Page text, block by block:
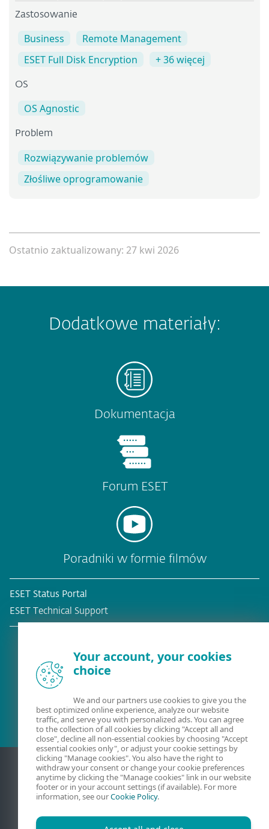
Zastosowanie
Business
Remote Management
ESET Full Disk Encryption
+ 36 więcej
OS
OS Agnostic
Problem
Rozwiązywanie problemów
Złośliwe oprogramowanie
Ostatnio zaktualizowany: 27 kwi 2026
Dodatkowe materiały:
Dokumentacja
Forum ESET
Poradniki w formie filmów
ESET Status Portal
ESET Technical Support
Your account, your cookies
choice
We and our partners use cookies to give you the
best optimized online experience, analyze our website
traffic, and serve you with personalized ads. You can agree
to the collection of all cookies by clicking "Accept all and
close", decline all non-essential cookies by choosing "Accept
essential cookies only", or adjust your cookie settings by
clicking "Manage cookies". You also have the right to
withdraw your consent or change your cookie preferences
anytime by clicking the "Manage cookies" link in our website
footer or in your account settings (if available). For more
information, see ourCookie Policy.